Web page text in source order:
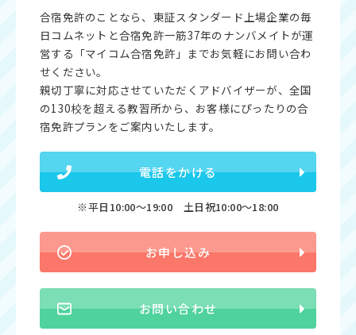
合宿免許のことなら、東証スタンダード上場企業の毎
日コムネットと合宿免許一筋37年のナンバメイトが運
営する「マイコム合宿免許」までお気軽にお問い合わ
せください。
親切丁寧に対応させていただくアドバイザーが、全国
の130校を超える教習所から、お客様にぴったりの合
宿免許プランをご案内いたします。
電話をかける
※平日10:00〜19:00 土日祝10:00〜18:00
お申し込み
お問い合わせ